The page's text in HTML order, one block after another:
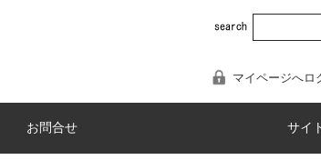
マイページへロ
お問合せ サイ